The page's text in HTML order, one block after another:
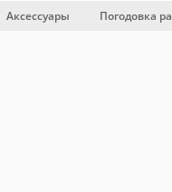
Аксессуары Погодовка